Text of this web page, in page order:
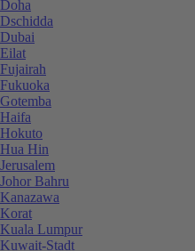
Doha
Dschidda
Dubai
Eilat
Fujairah
Fukuoka
Gotemba
Haifa
Hokuto
Hua Hin
Jerusalem
Johor Bahru
Kanazawa
Korat
Kuala Lumpur
Kuwait-Stadt